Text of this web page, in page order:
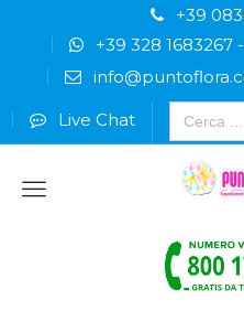
+39
+39 328 1683267-
Live Chat
Search
for:
Menu